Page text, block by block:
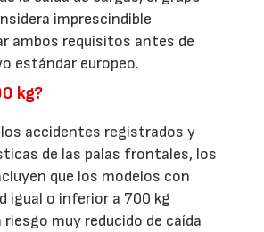
imprescindible
ambos requisitos antes de
estándar europeo.
kg?
accidentes registrados y
de las palas frontales, los
que los modelos con
igual o inferior a 700 kg
muy reducido de caída